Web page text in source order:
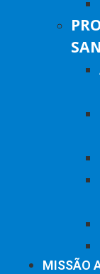
MISSÃO